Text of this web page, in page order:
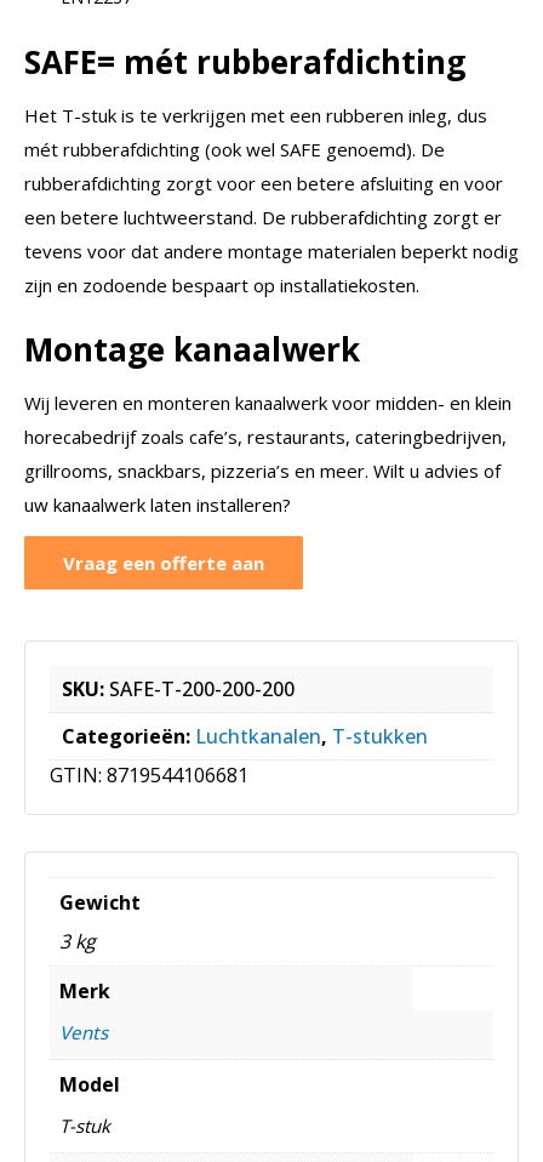
SAFE= mét rubberafdichting
Het T-stuk is te verkrijgen met een rubberen inleg, dus
mét rubberafdichting (ook wel SAFE genoemd). De
rubberafdichting zorgt voor een betere afsluiting en voor
een betere luchtweerstand. De rubberafdichting zorgt er
tevens voor dat andere montage materialen beperkt nodig
zijn en zodoende bespaart op installatiekosten.
Montage kanaalwerk
Wij leveren en monteren kanaalwerk voor midden- en klein
horecabedrijf zoals cafe’s, restaurants, cateringbedrijven,
grillrooms, snackbars, pizzeria’s en meer. Wilt u advies of
uw kanaalwerk laten installeren?
Vraag een offerte aan
SKU: SAFE-T-200-200-200
Categorieën: Luchtkanalen, T-stukken
GTIN: 8719544106681
Gewicht
3 kg
Merk
Vents
Model
T-stuk